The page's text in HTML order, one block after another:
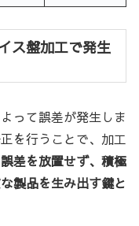
ス盤加工で発生
って誤差が発生しま
を行うことで、加工
誤差を放置せず、積極
製品を生み出す鍵と